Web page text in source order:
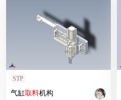
STP
气缸取料机构